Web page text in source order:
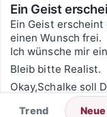
Trend Neue
Ein Geist
Ein Geist
einen Wunsch frei.
Ich wünsche mir
Bleib bitte Realist.
Okay,Schalke soll
Welche Farbe soll